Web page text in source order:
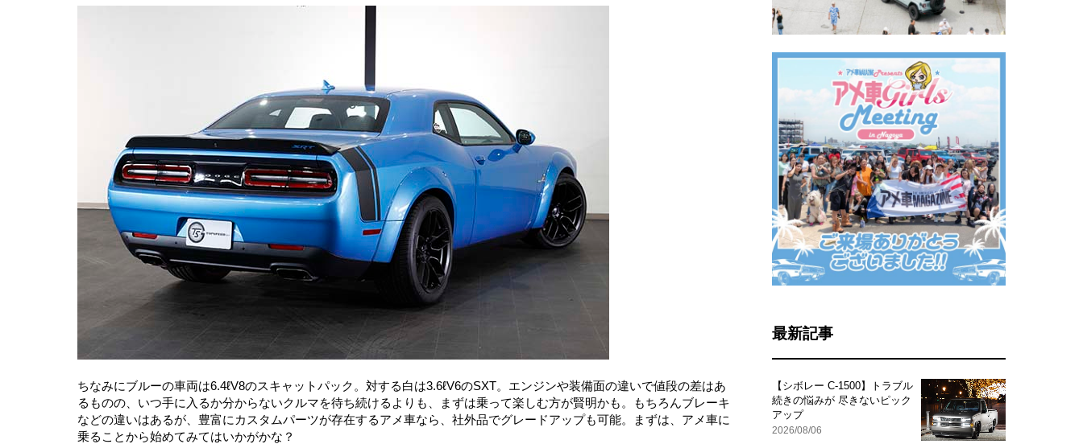
ちなみにブルーの車両は6.4ℓV8のスキャットパック。対する白は3.6ℓV6のSXT。エンジンや装備面の違いで値段の差はあ
るものの、いつ手に入るか分からないクルマを待ち続けるよりも、まずは乗って楽しむ方が賢明かも。もちろんブレーキ
などの違いはあるが、豊富にカスタムパーツが存在するアメ車なら、社外品でグレードアップも可能。まずは、アメ車に
乗ることから始めてみてはいかがかな？
最新記事
【シボレー C-1500】トラブル
続きの悩みが 尽きないピック
アップ
2026/08/06